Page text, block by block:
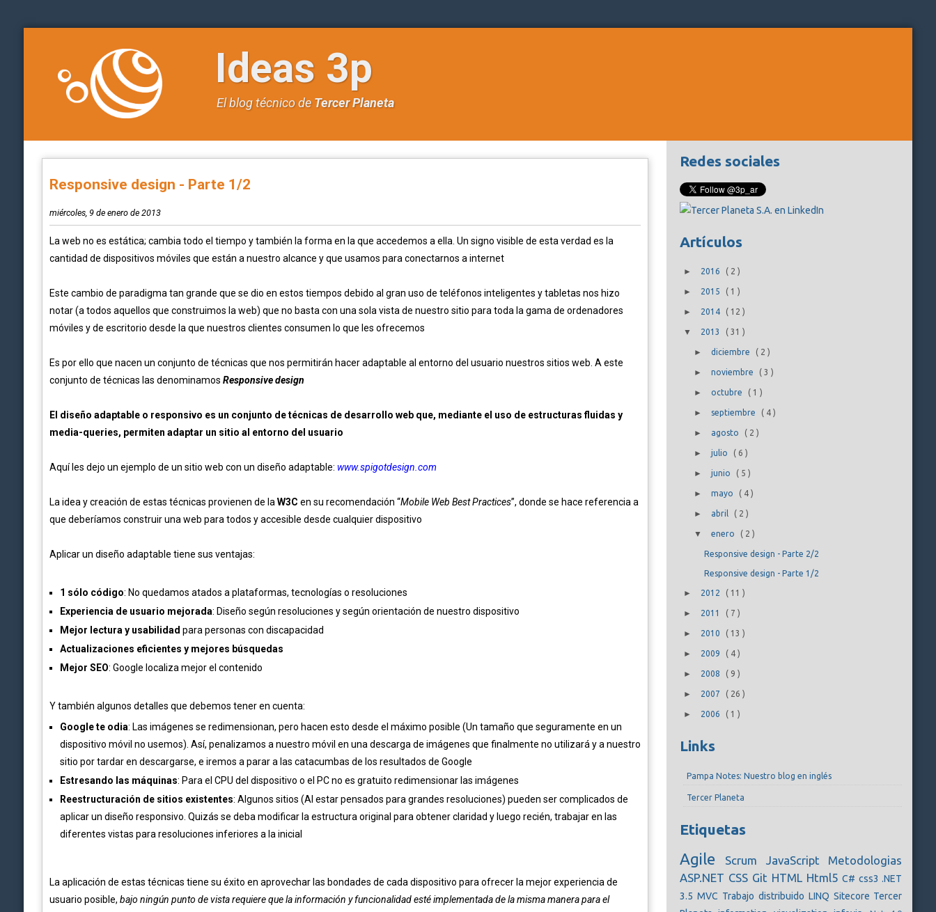
Ideas 3p
El blog técnico deTercer Planeta
Responsive design - Parte 1/2
miércoles, 9 de enero de 2013
La web no es estática; cambia todo el tiempo y también la forma en la que accedemos a ella. Un signo visible de esta verdad es la
cantidad de dispositivos móviles que están a nuestro alcance y que usamos para conectarnos a internet
Este cambio de paradigma tan grande que se dio en estos tiempos debido al gran uso de teléfonos inteligentes y tabletas nos hizo
notar (a todos aquellos que construimos la web) que no basta con una sola vista de nuestro sitio para toda la gama de ordenadores
móviles y de escritorio desde la que nuestros clientes consumen lo que les ofrecemos
Es por ello que nacen un conjunto de técnicas que nos permitirán hacer adaptable al entorno del usuario nuestros sitios web. A este
conjunto de técnicas las denominamos Responsive design
El diseño adaptable o responsivo es un conjunto de técnicas de desarrollo web que, mediante el uso de estructuras fluidas y
media-queries, permiten adaptar un sitio al entorno del usuario
Aquí les dejo un ejemplo de un sitio web con un diseño adaptable: www.spigotdesign.com
La idea y creación de estas técnicas provienen de la W3C en su recomendación “Mobile Web Best Practices”, donde se hace referencia a
que deberíamos construir una web para todos y accesible desde cualquier dispositivo
Aplicar un diseño adaptable tiene sus ventajas:
1 sólo código: No quedamos atados a plataformas, tecnologías o resoluciones
Experiencia de usuario mejorada: Diseño según resoluciones y según orientación de nuestro dispositivo
Mejor lectura y usabilidad para personas con discapacidad
Actualizaciones eficientes y mejores búsquedas
Mejor SEO: Google localiza mejor el contenido
Y también algunos detalles que debemos tener en cuenta:
Google te odia: Las imágenes se redimensionan, pero hacen esto desde el máximo posible (Un tamaño que seguramente en un
dispositivo móvil no usemos). Así, penalizamos a nuestro móvil en una descarga de imágenes que finalmente no utilizará y a nuestro
sitio por tardar en descargarse, e iremos a parar a las catacumbas de los resultados de Google
Estresando las máquinas: Para el CPU del dispositivo o el PC no es gratuito redimensionar las imágenes
Reestructuración de sitios existentes: Algunos sitios (Al estar pensados para grandes resoluciones) pueden ser complicados de
aplicar un diseño responsivo. Quizás se deba modificar la estructura original para obtener claridad y luego recién, trabajar en las
diferentes vistas para resoluciones inferiores a la inicial
La aplicación de estas técnicas tiene su éxito en aprovechar las bondades de cada dispositivo para ofrecer la mejor experiencia de
usuario posible, bajo ningún punto de vista requiere que la información y funcionalidad esté implementada de la misma manera para el
Redes sociales
Artículos
► 2016 ( 2)
► 2015 ( 1)
► 2014 ( 12)
▼ 2013 (31)
► diciembre ( 2 )
► noviembre ( 3 )
► octubre ( 1 )
► septiembre ( 4 )
► agosto ( 2 )
► julio ( 6 )
► junio ( 5 )
► mayo ( 4 )
► abril ( 2 )
▼ enero ( 2 )
Responsive design - Parte 2/2
Responsive design - Parte 1/2
► 2012 ( 11)
► 2011 ( 7)
► 2010 ( 13)
► 2009 ( 4)
► 2008 ( 9)
► 2007 ( 26)
► 2006 ( 1)
Links
Pampa Notes: Nuestro blog en inglés
Tercer Planeta
Etiquetas
Agile Scrum JavaScript Metodologias
ASP.NET CSS Git HTML Html5 C# css3.NET
3.5MVC Trabajo distribuido LINQ Sitecore Tercer